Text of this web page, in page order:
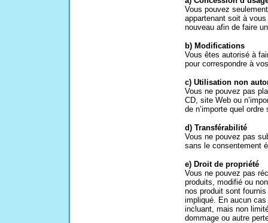
Vous pouvez
appartenant soit à
nouveau afin de faire
b) Modifications
Vous êtes autorisé à
pour correspondre à
c) Utilisation non
Vous ne pouvez pas
CD, site Web ou
de n’importe quel
d) Transférabilité
Vous ne pouvez pas
sans le consentement
e) Droit de propriété
Vous ne pouvez pas
produits, modifié ou
nos produit sont
impliqué. En aucun
incluant, mais non
dommage ou autre